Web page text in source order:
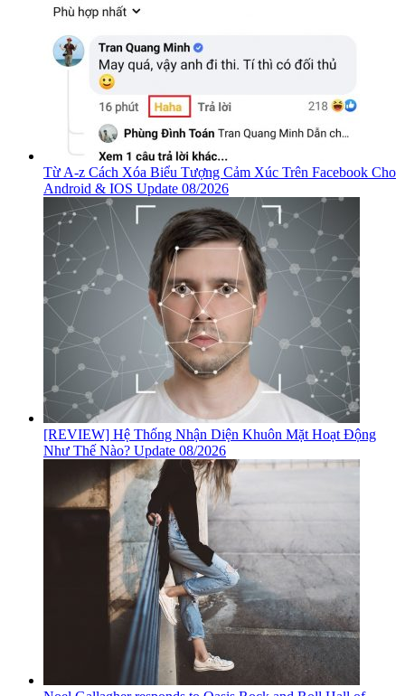
Từ A-z Cách Xóa Biểu Tượng Cảm Xúc Trên Facebook Cho
Android & IOS Update 08/2026
[REVIEW] Hệ Thống Nhận Diện Khuôn Mặt Hoạt Động
Như Thế Nào? Update 08/2026